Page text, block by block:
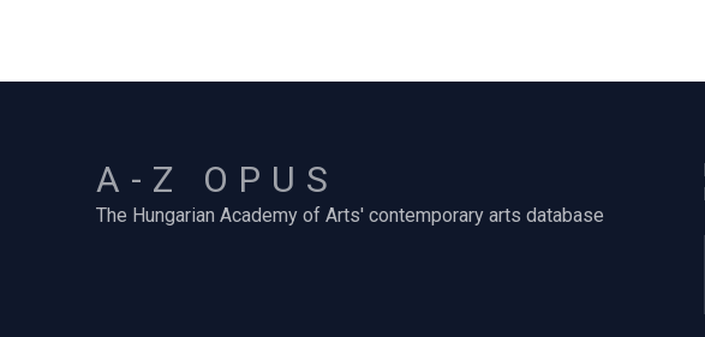
A-Z OPUS
The Hungarian Academy of Arts' contemporary arts database